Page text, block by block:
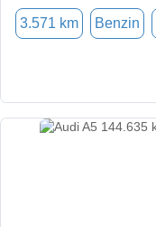
3.571 km Benzin